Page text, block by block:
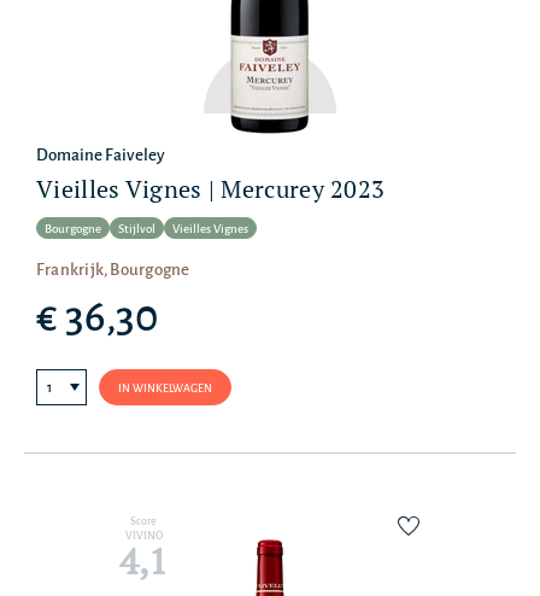
Domaine Faiveley
Vieilles Vignes | Mercurey 2023
Bourgogne Stijlvol Vieilles Vignes
Frankrijk, Bourgogne
€ 36,30
IN WINKELWAGEN
Score
VIVINO
4,1